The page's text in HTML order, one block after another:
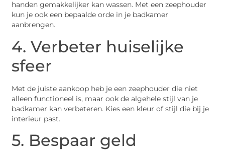
handen gemakkelijker kan wassen. Met een zeephouder
kun je ook een bepaalde orde in je badkamer
aanbrengen.
4. Verbeter huiselijke
sfeer
Met de juiste aankoop heb je een zeephouder die niet
alleen functioneel is, maar ook de algehele stijl van je
badkamer kan verbeteren. Kies een kleur of stijl die bij je
interieur past.
5. Bespaar geld